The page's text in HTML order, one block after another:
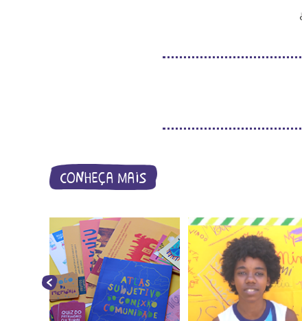
conheça mais